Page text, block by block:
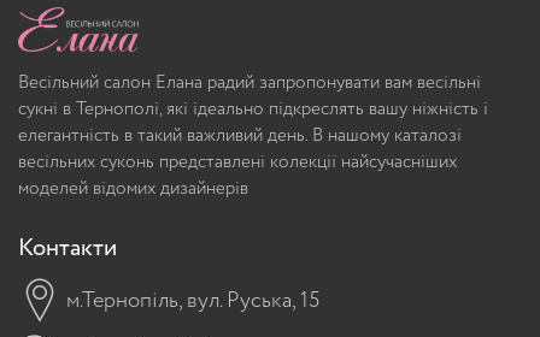
Весільний салон Елана радий запропонувати вам весільні
сукні в Тернополі, які ідеально підкреслять вашу ніжність і
елегантність в такий важливий день. В нашому каталозі
весільних суконь представлені колекції найсучасніших
моделей відомих дизайнерів
Контакти
м.Тернопіль, вул. Руська, 15